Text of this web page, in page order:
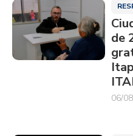
de
06/